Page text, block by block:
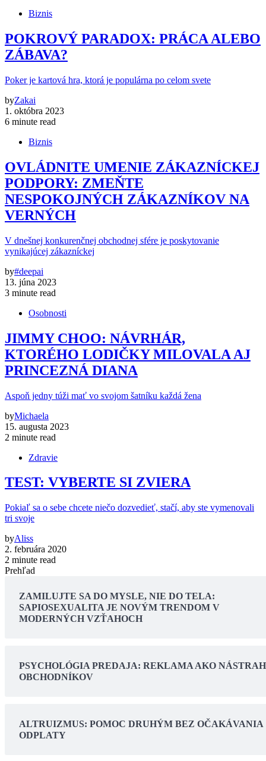
Biznis
POKROVÝ PARADOX: PRÁCA ALEBO
ZÁBAVA?
Poker je kartová hra, ktorá je populárna po celom svete
byZakai
1. októbra 2023
6 minute read
Biznis
OVLÁDNITE UMENIE ZÁKAZNÍCKEJ
PODPORY: ZMEŇTE
NESPOKOJNÝCH ZÁKAZNÍKOV NA
VERNÝCH
V dnešnej konkurenčnej obchodnej sfére je poskytovanie
vynikajúcej zákazníckej
by#deepai
13. júna 2023
3 minute read
Osobnosti
JIMMY CHOO: NÁVRHÁR,
KTORÉHO LODIČKY MILOVALA AJ
PRINCEZNÁ DIANA
Aspoň jedny túži mať vo svojom šatníku každá žena
byMichaela
15. augusta 2023
2 minute read
Zdravie
TEST: VYBERTE SI ZVIERA
Pokiaľ sa o sebe chcete niečo dozvedieť, stačí, aby ste vymenovali
tri svoje
byAliss
2. februára 2020
2 minute read
Prehľad
ZAMILUJTE SA DO MYSLE, NIE DO TELA:
SAPIOSEXUALITA JE NOVÝM TRENDOM V
MODERNÝCH VZŤAHOCH
PSYCHOLÓGIA PREDAJA: REKLAMA AKO
OBCHODNÍKOV
ALTRUIZMUS: POMOC DRUHÝM BEZ OČAKÁVANIA
ODPLATY